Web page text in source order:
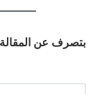
بتصرف عن المقالة